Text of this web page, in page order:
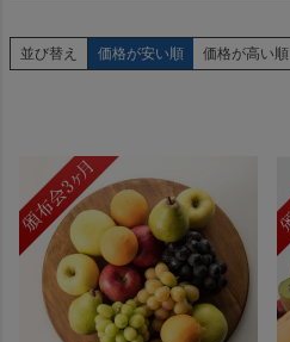
並び替え 価格が安い順 価格が高い順